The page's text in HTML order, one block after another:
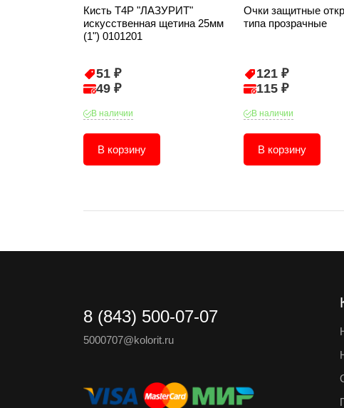
Кисть T4P "ЛАЗУРИТ"
искусственная щетина 25мм
(1") 0101201
51 ₽
49 ₽
В наличии
В корзину
Очки защитные
типа прозрачные
121 ₽
115 ₽
В наличии
В корзину
8 (843) 500-07-07
5000707@kolorit.ru